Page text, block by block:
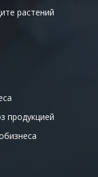
растений
продукцией